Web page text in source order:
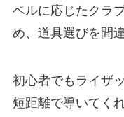
ベルに応じたクラ
め、道具選びを間
初心者でもライザ
短距離で導いてく